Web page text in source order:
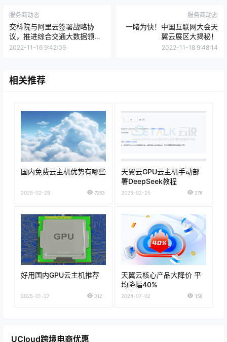
服务商动态
交科院与阿里云签署战略协
议，推进综合交通大数据领域
合作
2022-11-16 9:42:09
服务商动态
一睹为快！中国互联网大会天
翼云展区大揭秘！
2022-11-18 9:48:14
相关推荐
国内免费云主机优势有哪些
2025-02-28 7253
天翼云GPU云主机手动部
署DeepSeek教程
2025-02-25 278
好用国内GPU云主机推荐
2025-01-27 312
天翼云核心产品大降价 平
均降幅40%
2024-07-02 158
UCloud跨境电商优惠